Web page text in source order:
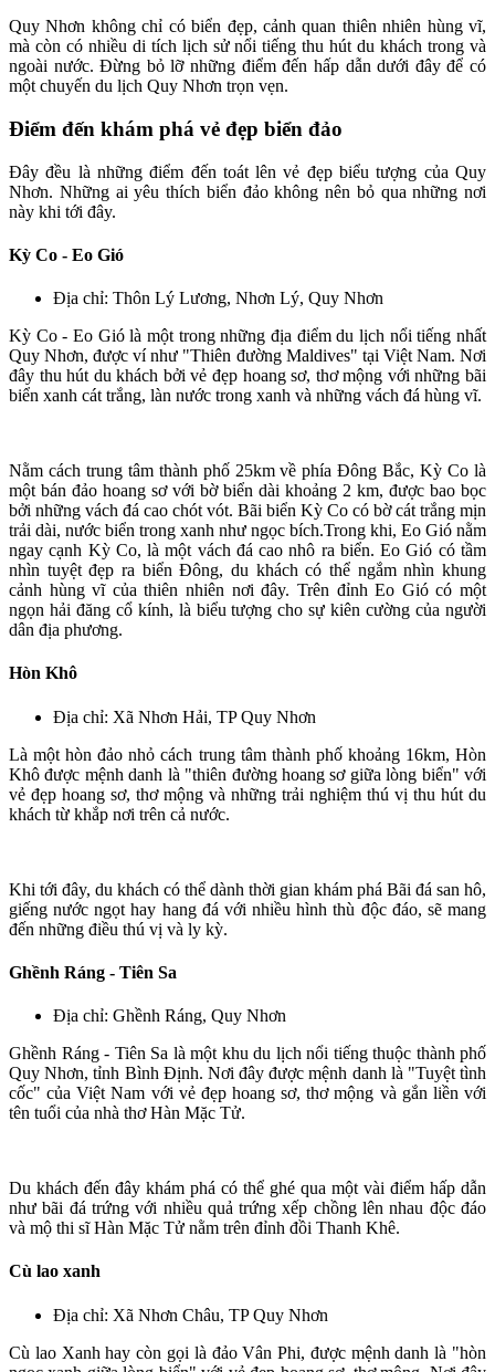
Quy Nhơn không chỉ có biển đẹp, cảnh quan thiên nhiên hùng vĩ,
mà còn có nhiều di tích lịch sử nổi tiếng thu hút du khách trong và
ngoài nước. Đừng bỏ lỡ những điểm đến hấp dẫn dưới đây để có
một chuyến du lịch Quy Nhơn trọn vẹn.
Điểm đến khám phá vẻ đẹp biển đảo
Đây đều là những điểm đến toát lên vẻ đẹp biểu tượng của Quy
Nhơn. Những ai yêu thích biển đảo không nên bỏ qua những nơi
này khi tới đây.
Kỳ Co - Eo Gió
Địa chỉ: Thôn Lý Lương, Nhơn Lý, Quy Nhơn
Kỳ Co - Eo Gió là một trong những địa điểm du lịch nổi tiếng nhất
Quy Nhơn, được ví như "Thiên đường Maldives" tại Việt Nam. Nơi
đây thu hút du khách bởi vẻ đẹp hoang sơ, thơ mộng với những bãi
biển xanh cát trắng, làn nước trong xanh và những vách đá hùng vĩ.
Nằm cách trung tâm thành phố 25km về phía Đông Bắc, Kỳ Co là
một bán đảo hoang sơ với bờ biển dài khoảng 2 km, được bao bọc
bởi những vách đá cao chót vót. Bãi biển Kỳ Co có bờ cát trắng mịn
trải dài, nước biển trong xanh như ngọc bích.Trong khi, Eo Gió nằm
ngay cạnh Kỳ Co, là một vách đá cao nhô ra biển. Eo Gió có tầm
nhìn tuyệt đẹp ra biển Đông, du khách có thể ngắm nhìn khung
cảnh hùng vĩ của thiên nhiên nơi đây. Trên đỉnh Eo Gió có một
ngọn hải đăng cổ kính, là biểu tượng cho sự kiên cường của người
dân địa phương.
Hòn Khô
Địa chỉ: Xã Nhơn Hải, TP Quy Nhơn
Là một hòn đảo nhỏ cách trung tâm thành phố khoảng 16km, Hòn
Khô được mệnh danh là "thiên đường hoang sơ giữa lòng biển" với
vẻ đẹp hoang sơ, thơ mộng và những trải nghiệm thú vị thu hút du
khách từ khắp nơi trên cả nước.
Khi tới đây, du khách có thể dành thời gian khám phá Bãi đá san hô,
giếng nước ngọt hay hang đá với nhiều hình thù độc đáo, sẽ mang
đến những điều thú vị và ly kỳ.
Ghềnh Ráng - Tiên Sa
Địa chỉ: Ghềnh Ráng, Quy Nhơn
Ghềnh Ráng - Tiên Sa là một khu du lịch nổi tiếng thuộc thành phố
Quy Nhơn, tỉnh Bình Định. Nơi đây được mệnh danh là "Tuyệt tình
cốc" của Việt Nam với vẻ đẹp hoang sơ, thơ mộng và gắn liền với
tên tuổi của nhà thơ Hàn Mặc Tử.
Du khách đến đây khám phá có thể ghé qua một vài điểm hấp dẫn
như bãi đá trứng với nhiều quả trứng xếp chồng lên nhau độc đáo
và mộ thi sĩ Hàn Mặc Tử nằm trên đỉnh đồi Thanh Khê.
Cù lao xanh
Địa chỉ: Xã Nhơn Châu, TP Quy Nhơn
Cù lao Xanh hay còn gọi là đảo Vân Phi, được mệnh danh là "hòn